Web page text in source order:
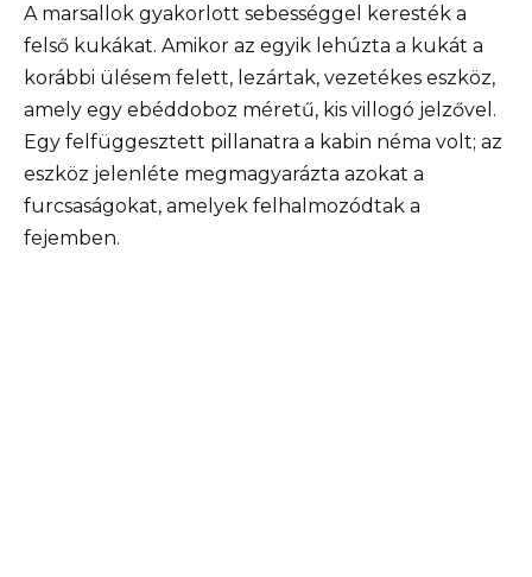
A marsallok gyakorlott sebességgel keresték a
felső kukákat. Amikor az egyik lehúzta a kukát a
korábbi ülésem felett, lezártak, vezetékes eszköz,
amely egy ebéddoboz méretű, kis villogó jelzővel.
Egy felfüggesztett pillanatra a kabin néma volt; az
eszköz jelenléte megmagyarázta azokat a
furcsaságokat, amelyek felhalmozódtak a
fejemben.